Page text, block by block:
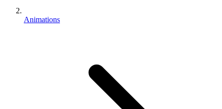
Animations